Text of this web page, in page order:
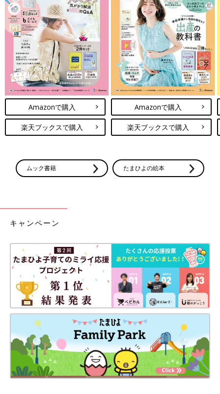
Amazonで購入
楽天ブックスで購入
Amazonで購入
楽天ブックスで購入
ムック書籍 たまひよの絵本
キャンペーン